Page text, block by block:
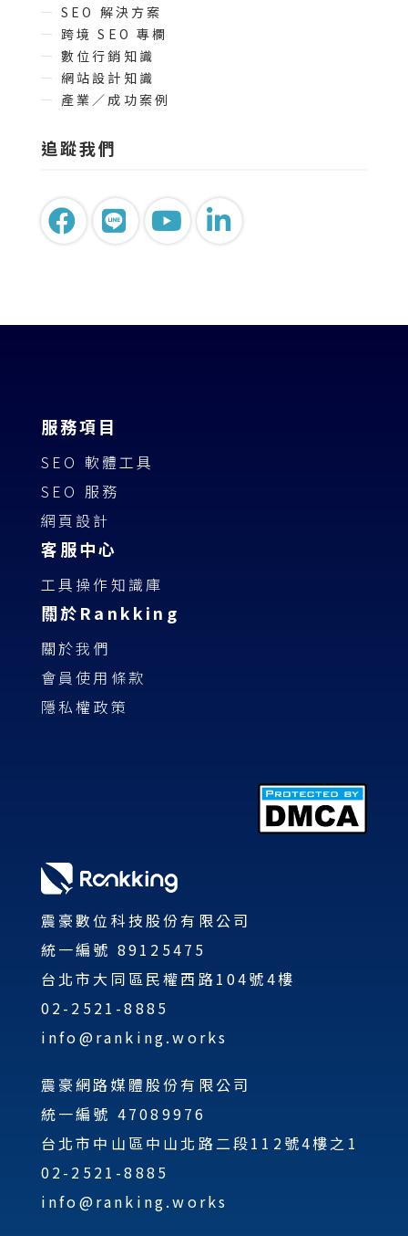
SEO 解決方案
跨境 SEO 專欄
數位行銷知識
網站設計知識
產業／成功案例
追蹤我們
震豪數位科技股份有限公司
統一編號 89125475
台北市大同區民權西路104號4樓
02-2521-8885
info@ranking.works
震豪網路媒體股份有限公司
統一編號 47089976
台北市中山區中山北路二段112號4樓之1
02-2521-8885
info@ranking.works
服務項目
SEO 軟體工具
SEO 服務
網頁設計
客服中心
工具操作知識庫
關於Rankking
關於我們
會員使用條款
隱私權政策